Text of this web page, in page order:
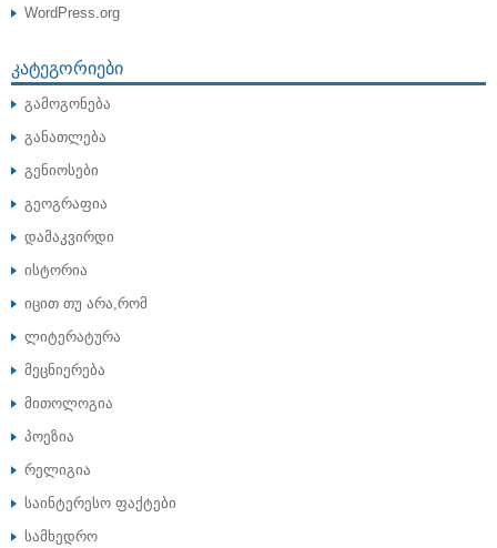
WordPress.org
ᲙᲐᲢᲔᲒᲝᲠᲘᲔᲑᲘ
გამოგონება
განათლება
გენიოსები
გეოგრაფია
დამაკვირდი
ისტორია
იცით თუ არა,რომ
ლიტერატურა
მეცნიერება
მითოლოგია
პოეზია
რელიგია
საინტერესო ფაქტები
სამხედრო